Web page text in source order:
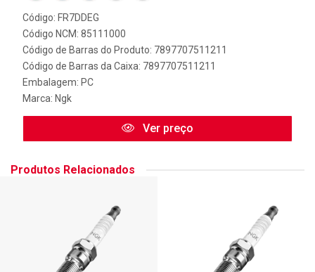
Código: FR7DDEG
Código NCM: 85111000
Código de Barras do Produto: 7897707511211
Código de Barras da Caixa: 7897707511211
Embalagem: PC
Marca: Ngk
Ver preço
Produtos Relacionados